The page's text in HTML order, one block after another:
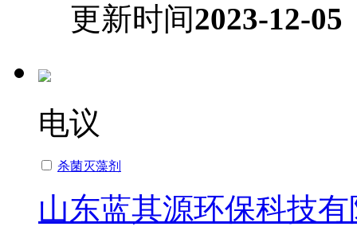
更新时间2023-12-05
电议
杀菌灭藻剂
山东蓝其源环保科技